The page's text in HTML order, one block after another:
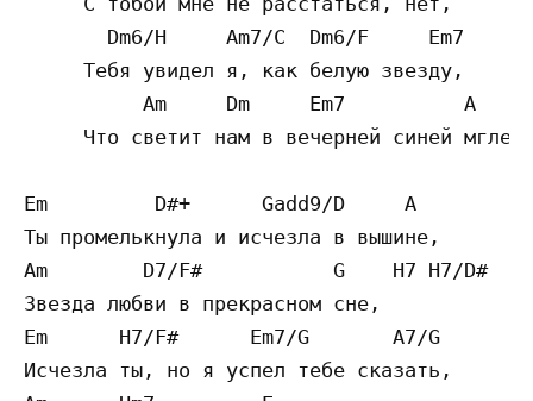
       Dm6/H     Am7/C  Dm6/F     Em7
     Тебя увидел я, как белую звезду,
          Am     Dm     Em7          A
     Что светит нам в вечерней синей мгле.
Em         D#+      Gadd9/D     A
Ты промелькнула и исчезла в вышине,
Am        D7/F#           G    H7 H7/D#
Звезда любви в прекрасном сне,
Em      H7/F#      Em7/G       A7/G
Исчезла ты, но я успел тебе сказать,